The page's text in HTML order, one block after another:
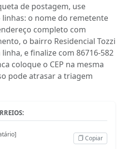
de postagem, use
o nome do remetente
completo com
o bairro Residencial Tozzi
e finalize com 86716-582
coloque o CEP na mesma
pode atrasar a triagem
Copiar